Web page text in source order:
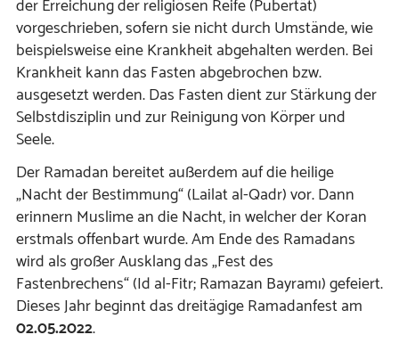
der Erreichung der religiösen Reife (Pubertät)
vorgeschrieben, sofern sie nicht durch Umstände, wie
beispielsweise eine Krankheit abgehalten werden. Bei
Krankheit kann das Fasten abgebrochen bzw.
ausgesetzt werden. Das Fasten dient zur Stärkung der
Selbstdisziplin und zur Reinigung von Körper und
Seele.
Der Ramadan bereitet außerdem auf die heilige
„Nacht der Bestimmung“ (Lailat al-Qadr) vor. Dann
erinnern Muslime an die Nacht, in welcher der Koran
erstmals offenbart wurde. Am Ende des Ramadans
wird als großer Ausklang das „Fest des
Fastenbrechens“ (Id al-Fitr; Ramazan Bayramı) gefeiert.
Dieses Jahr beginnt das dreitägige Ramadanfest am
02.05.2022.